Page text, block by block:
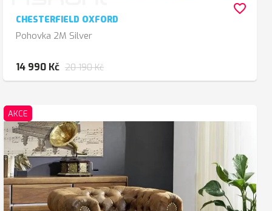
CHESTERFIELD OXFORD
Pohovka 2M Silver
14 990 Kč 20 190 Kč
favorite_border
AKCE